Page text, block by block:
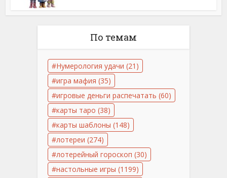
По темам
Нумерология удачи (21)
игра мафия (35)
игровые деньги распечатать (60)
карты таро (38)
карты шаблоны (148)
лотереи (274)
лотерейный гороскоп (30)
настольные игры (1199)